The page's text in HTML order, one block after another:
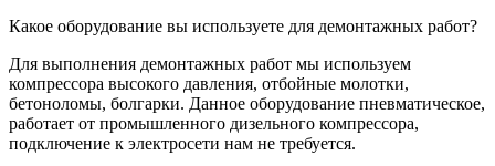
Какое оборудование вы используете для демонтажных работ?
Для выполнения демонтажных работ мы используем
компрессора высокого давления, отбойные молотки,
бетоноломы, болгарки. Данное оборудование пневматическое,
работает от промышленного дизельного компрессора,
подключение к электросети нам не требуется.